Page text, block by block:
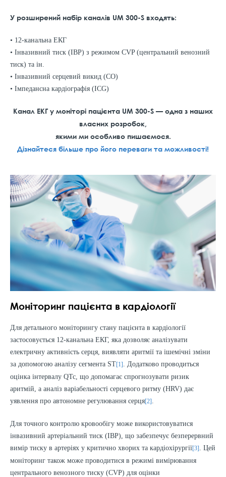
У розширений набір каналів UM 300-S входять:
• 12-канальна ЕКГ
• Інвазивний тиск (IBP) з режимом CVP (центральний венозний
тиск) та ін.
• Інвазивний серцевий викид (CO)
• Імпедансна кардіографія (ICG)
Канал ЕКГ у моніторі пацієнта UM 300-S — одна з наших
власних розробок,
якими ми особливо пишаємося.
Дізнайтеся більше про його переваги та можливості!
Моніторинг пацієнта в кардіології
Для детального моніторингу стану пацієнта в кардіології
застосовується 12-канальна ЕКГ, яка дозволяє аналізувати
електричну активність серця, виявляти аритмії та ішемічні зміни
за допомогою аналізу сегмента ST [1] . Додатково проводиться
оцінка інтервалу QTc, що допомагає спрогнозувати ризик
аритмій, а аналіз варіабельності серцевого ритму (HRV) дає
уявлення про автономне регулювання серця [2] .
Для точного контролю кровообігу може використовуватися
інвазивний артеріальний тиск (IBP), що забезпечує безперервний
вимір тиску в артеріях у критично хворих та кардіохірургії [3] . Цей
моніторинг також може проводитися в режимі вимірювання
центрального венозного тиску (CVP) для оцінки